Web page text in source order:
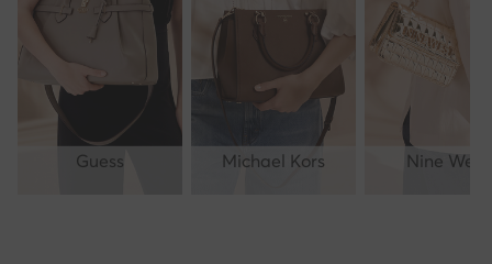
Guess Michael Kors Nine West